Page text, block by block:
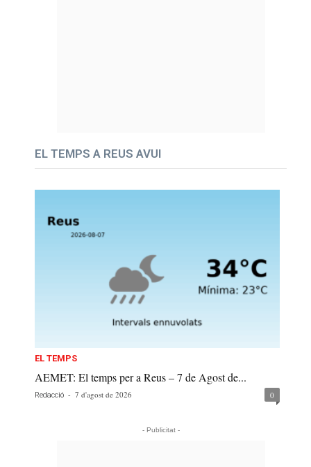
EL TEMPS A REUS AVUI
EL TEMPS
AEMET: El temps per a Reus – 7 de Agost de...
Redacció - 7 d'agost de 2026 0
- Publicitat -